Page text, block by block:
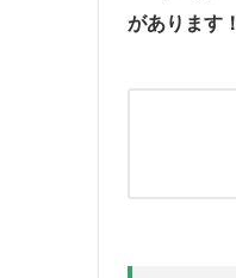
があります！